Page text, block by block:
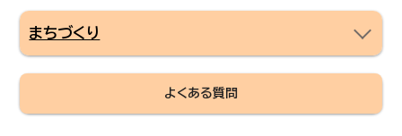
まちづくり
よくある質問